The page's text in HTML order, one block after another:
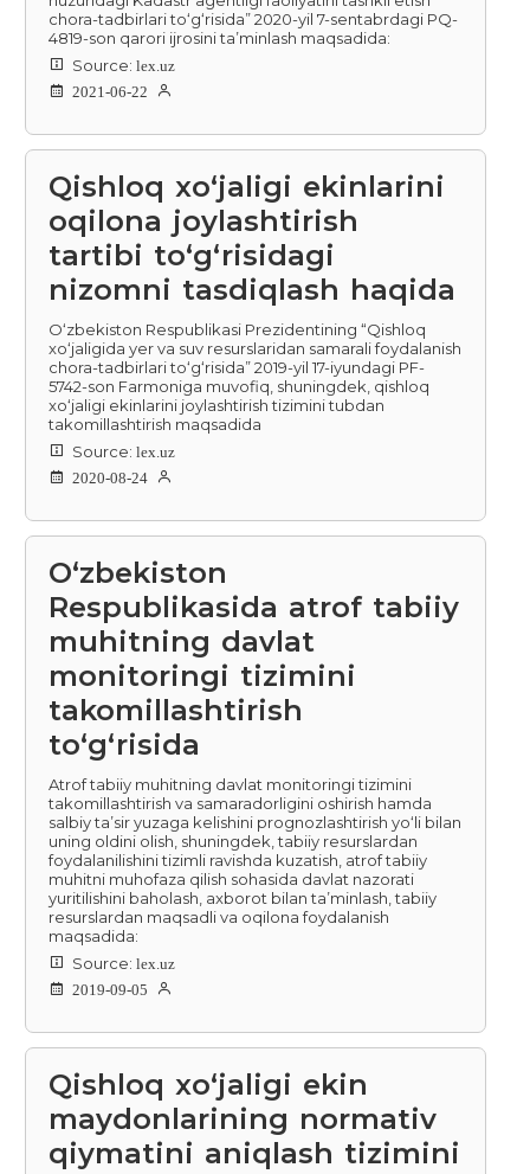
chora-tadbirlari to‘g‘risida” 2020-yil 7-sentabrdagi PQ-
4819-son qarori ijrosini ta’minlash maqsadida:
Source: lex.uz
2021-06-22
Qishloq xo‘jaligi ekinlarini
oqilona joylashtirish
tartibi to‘g‘risidagi
nizomni tasdiqlash haqida
O‘zbekiston Respublikasi Prezidentining “Qishloq
xo‘jaligida yer va suv resurslaridan samarali foydalanish
chora-tadbirlari to‘g‘risida” 2019-yil 17-iyundagi PF-
5742-son Farmoniga muvofiq, shuningdek, qishloq
xo‘jaligi ekinlarini joylashtirish tizimini tubdan
takomillashtirish maqsadida
Source: lex.uz
2020-08-24
O‘zbekiston
Respublikasida atrof tabiiy
muhitning davlat
monitoringi tizimini
takomillashtirish
to‘g‘risida
Atrof tabiiy muhitning davlat monitoringi tizimini
takomillashtirish va samaradorligini oshirish hamda
salbiy ta’sir yuzaga kelishini prognozlashtirish yo‘li bilan
uning oldini olish, shuningdek, tabiiy resurslardan
foydalanilishini tizimli ravishda kuzatish, atrof tabiiy
muhitni muhofaza qilish sohasida davlat nazorati
yuritilishini baholash, axborot bilan ta’minlash, tabiiy
resurslardan maqsadli va oqilona foydalanish
maqsadida:
Source: lex.uz
2019-09-05
Qishloq xo‘jaligi ekin
maydonlarining normativ
qiymatini aniqlash tizimini